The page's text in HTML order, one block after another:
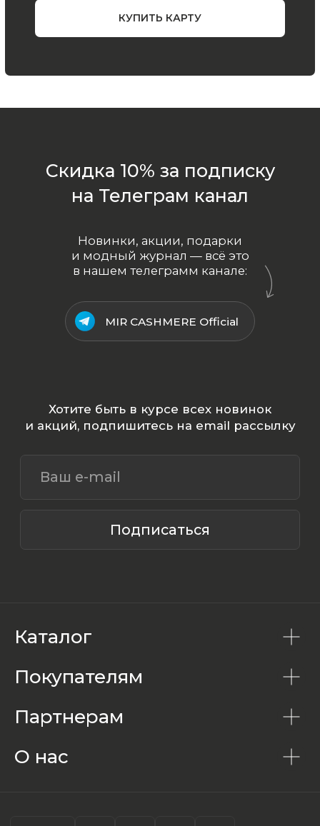
Каталог
Покупателям
Партнерам
О нас
ООО «МИР КАШЕМИРА» © 2023
конфиденциальности